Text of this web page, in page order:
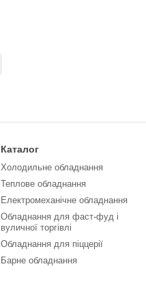
Каталог
Холодильне обладнання
Теплове обладнання
Електромеханічне обладнання
Обладнання для фаст-фуд і
вуличної торгівлі
Обладнання для піццерії
Барне обладнання